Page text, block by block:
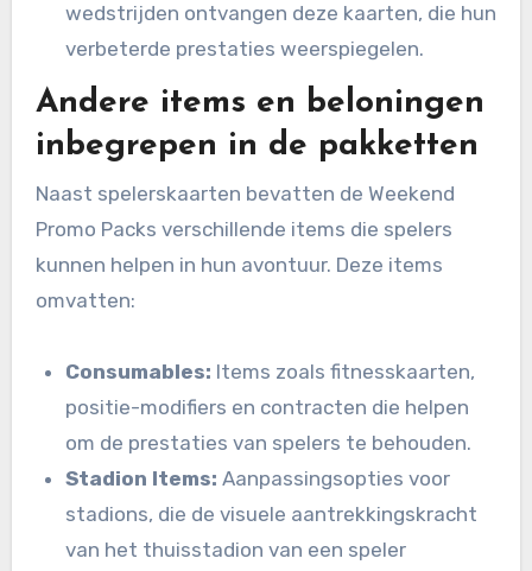
wedstrijden ontvangen deze kaarten, die hun
verbeterde prestaties weerspiegelen.
Andere items en beloningen
inbegrepen in de pakketten
Naast spelerskaarten bevatten de Weekend
Promo Packs verschillende items die spelers
kunnen helpen in hun avontuur. Deze items
omvatten:
Consumables: Items zoals fitnesskaarten,
positie-modifiers en contracten die helpen
om de prestaties van spelers te behouden.
Stadion Items: Aanpassingsopties voor
stadions, die de visuele aantrekkingskracht
van het thuisstadion van een speler